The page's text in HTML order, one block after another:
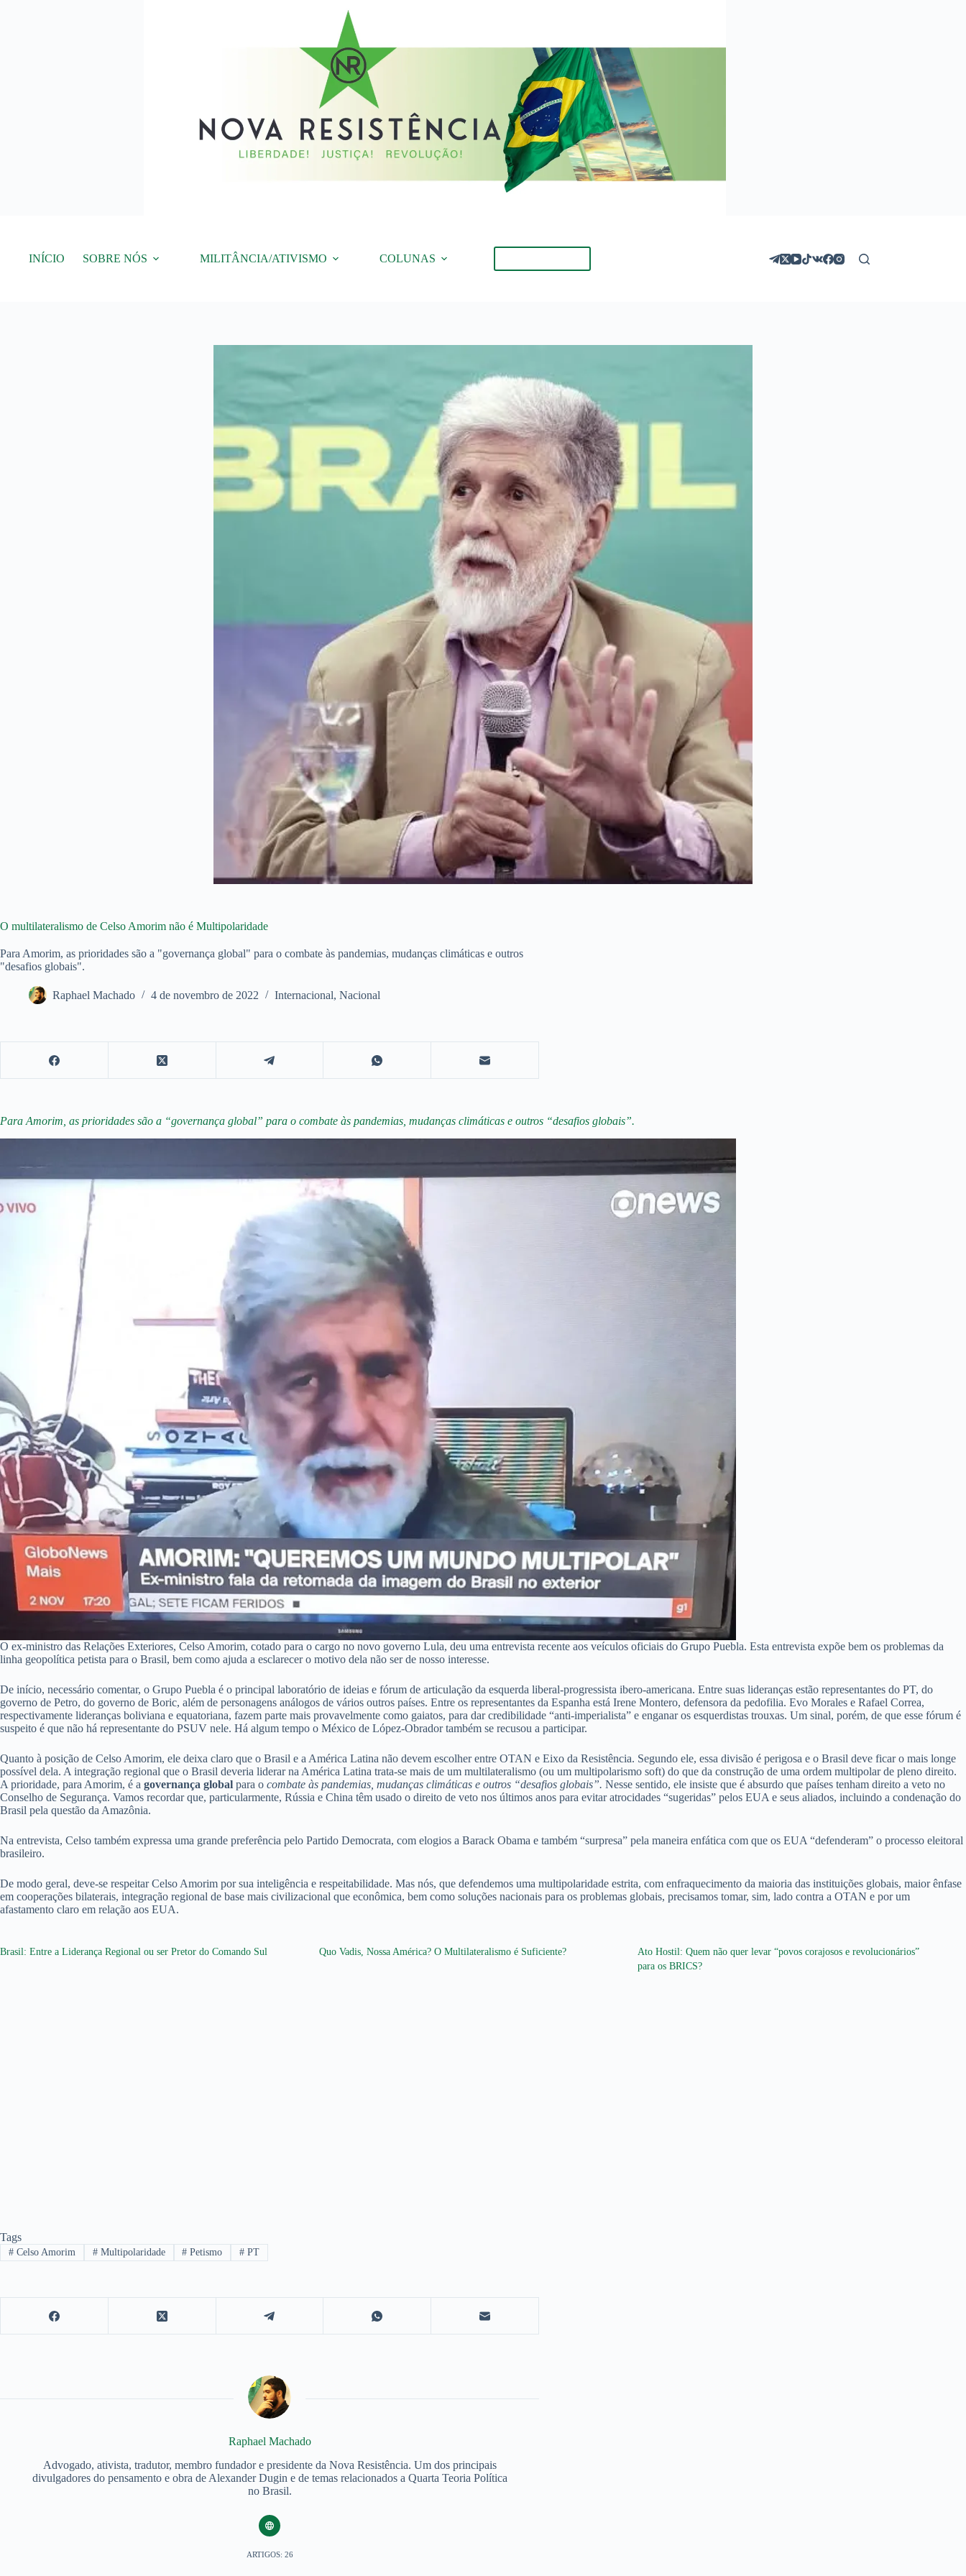
INÍCIO SOBRE NÓS MILITÂNCIA/ATIVISMO COLUNAS
O multilateralismo de Celso Amorim não é Multipolaridade
Para Amorim, as prioridades são a "governança global" para o combate às pandemias, mudanças climáticas e outros
"desafios globais".
Raphael Machado 4 de novembro de 2022 Internacional, Nacional
Para Amorim, as prioridades são a “governança global” para o combate às pandemias, mudanças climáticas e outros “desafios globais”.
O ex-ministro das Relações Exteriores, Celso Amorim, cotado para o cargo no novo governo Lula, deu uma entrevista recente aos veículos oficiais do Grupo Puebla. Esta entrevista expõe bem os problemas da
linha geopolítica petista para o Brasil, bem como ajuda a esclarecer o motivo dela não ser de nosso interesse.
De início, necessário comentar, o Grupo Puebla é o principal laboratório de ideias e fórum de articulação da esquerda liberal-progressista ibero-americana. Entre suas lideranças estão representantes do PT, do
governo de Petro, do governo de Boric, além de personagens análogos de vários outros países. Entre os representantes da Espanha está Irene Montero, defensora da pedofilia. Evo Morales e Rafael Correa,
respectivamente lideranças boliviana e equatoriana, fazem parte mais provavelmente como gaiatos, para dar credibilidade “anti-imperialista” e enganar os esquerdistas trouxas. Um sinal, porém, de que esse fórum é
suspeito é que não há representante do PSUV nele. Há algum tempo o México de López-Obrador também se recusou a participar.
Quanto à posição de Celso Amorim, ele deixa claro que o Brasil e a América Latina não devem escolher entre OTAN e Eixo da Resistência. Segundo ele, essa divisão é perigosa e o Brasil deve ficar o mais longe
possível dela. A integração regional que o Brasil deveria liderar na América Latina trata-se mais de um multilateralismo (ou um multipolarismo soft) do que da construção de uma ordem multipolar de pleno direito.
A prioridade, para Amorim, é a governança global para o combate às pandemias, mudanças climáticas e outros “desafios globais”. Nesse sentido, ele insiste que é absurdo que países tenham direito a veto no
Conselho de Segurança. Vamos recordar que, particularmente, Rússia e China têm usado o direito de veto nos últimos anos para evitar atrocidades “sugeridas” pelos EUA e seus aliados, incluindo a condenação do
Brasil pela questão da Amazônia.
Na entrevista, Celso também expressa uma grande preferência pelo Partido Democrata, com elogios a Barack Obama e também “surpresa” pela maneira enfática com que os EUA “defenderam” o processo eleitoral
brasileiro.
De modo geral, deve-se respeitar Celso Amorim por sua inteligência e respeitabilidade. Mas nós, que defendemos uma multipolaridade estrita, com enfraquecimento da maioria das instituições globais, maior ênfase
em cooperações bilaterais, integração regional de base mais civilizacional que econômica, bem como soluções nacionais para os problemas globais, precisamos tomar, sim, lado contra a OTAN e por um
afastamento claro em relação aos EUA.
Brasil: Entre a Liderança Regional ou ser Pretor do Comando Sul Quo Vadis, Nossa América? O Multilateralismo é Suficiente?
Ato Hostil: Quem não quer levar “povos corajosos e revolucionários”
para os BRICS?
Tags
#Celso Amorim #Multipolaridade # Petismo # PT
Raphael Machado
Advogado, ativista, tradutor, membro fundador e presidente da Nova Resistência. Um dos principais
divulgadores do pensamento e obra de Alexander Dugin e de temas relacionados a Quarta Teoria Política
no Brasil.
ARTIGOS: 26